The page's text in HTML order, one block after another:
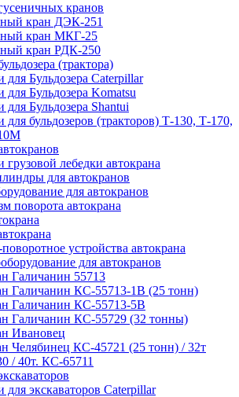
кранов
кран ДЭК-251
кран МКГ-25
кран РДК-250
(трактора)
для Бульдозера Caterpillar
для Бульдозера Komatsu
для Бульдозера Shantui
для бульдозеров (тракторов) Т-130, Т-170,
грузовой лебедки автокрана
для автокранов
для автокранов
поворота автокрана
устройства автокрана
для автокранов
Галичанин 55713
Галичанин КС-55713-1В (25 тонн)
Галичанин КС-55713-5В
Галичанин КС-55729 (32 тонны)
Ивановец
Челябинец КС-45721 (25 тонн) / 32т
/ 40т. КС-65711
для экскаваторов Caterpillar